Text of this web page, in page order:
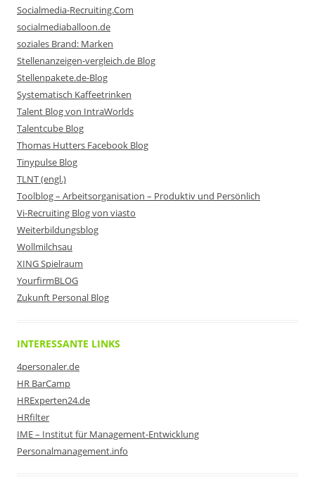
Socialmedia-Recruiting.Com
socialmediaballoon.de
soziales Brand: Marken
Stellenanzeigen-vergleich.de Blog
Stellenpakete.de-Blog
Systematisch Kaffeetrinken
Talent Blog von IntraWorlds
Talentcube Blog
Thomas Hutters Facebook Blog
Tinypulse Blog
TLNT (engl.)
Toolblog – Arbeitsorganisation – Produktiv und Persönlich
Vi-Recruiting Blog von viasto
Weiterbildungsblog
Wollmilchsau
XING Spielraum
YourfirmBLOG
Zukunft Personal Blog
INTERESSANTE LINKS
4personaler.de
HR BarCamp
HRExperten24.de
HRfilter
IME – Institut für Management-Entwicklung
Personalmanagement.info